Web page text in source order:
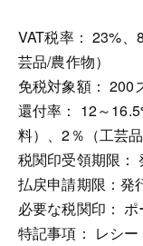
VAT税率： 23%
芸品/農作物）
免税対象額： 200
還付率： 12～
料）、2％（工芸品
税関印受領期限：
払戻申請期限：発
必要な税関印：
特記事項： レシ